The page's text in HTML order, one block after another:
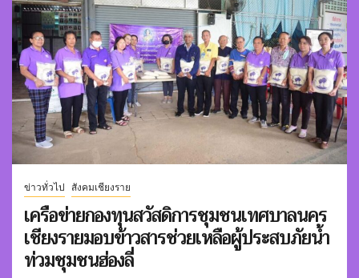
ข่าวทั่วไป สังคมเชียงราย
เครือข่ายกองทุนสวัสดิการชุมชนเทศบาลนคร
เชียงรายมอบข้าวสารช่วยเหลือผู้ประสบภัยน้ำ
ท่วมชุมชนฮ่องลี่